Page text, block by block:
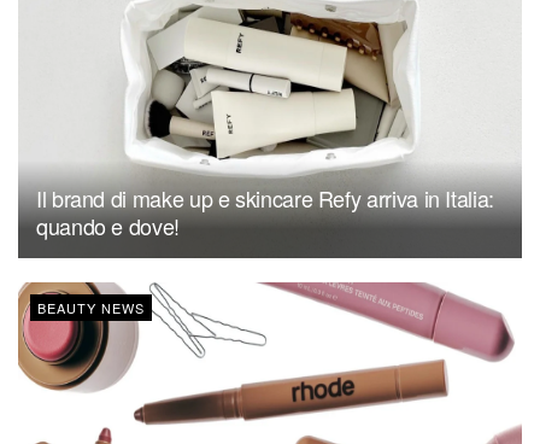
Il brand di make up e skincare Refy arriva in Italia:
quando e dove!
BEAUTY NEWS